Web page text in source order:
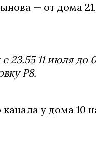
— от дома
23.55 11 июля до
Р8.
у дома 10